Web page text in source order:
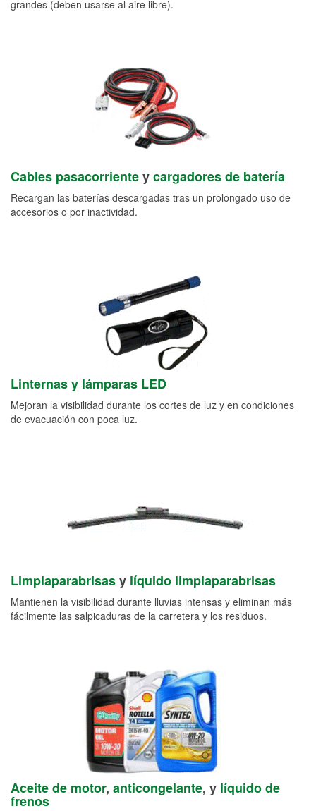
grandes (deben usarse al aire libre).
Cables pasacorrienteycargadores de batería
Recargan las baterías descargadas tras un prolongado uso de
accesorios o por inactividad.
Linternas y lámparas LED
Mejoran la visibilidad durante los cortes de luz y en condiciones
de evacuación con poca luz.
Limpiaparabrisasy líquido limpiaparabrisas
Mantienen la visibilidad durante lluvias intensas y eliminan más
fácilmente las salpicaduras de la carretera y los residuos.
Aceite de motor, anticongelante, y líquido de
frenos